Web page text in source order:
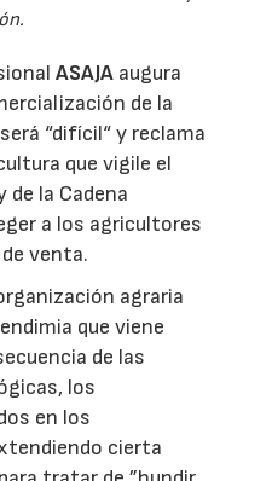
ASAJA augura
de la
“difícil“ y reclama
que vigile el
la Cadena
a los agricultores
venta.
agraria
que viene
de las
los
en los
cierta